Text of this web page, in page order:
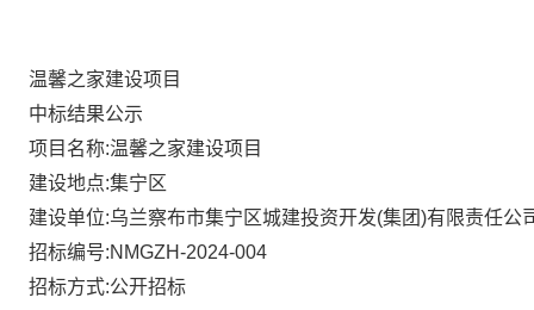
温馨之家建设项目
中标结果公示
项目名称:温馨之家建设项目
建设地点:集宁区
建设单位:乌兰察布市集宁区城建投资开发(集团)有限责任公
招标编号:NMGZH-2024-004
招标方式:公开招标